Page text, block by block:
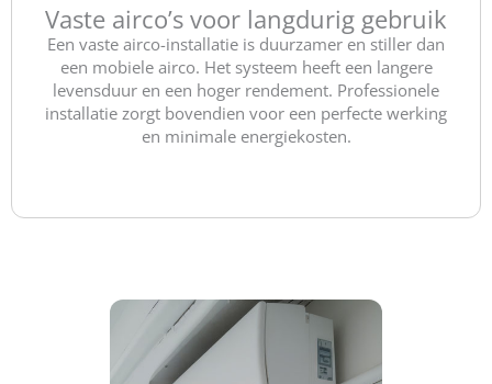
Vaste airco’s voor langdurig gebruik
Een vaste airco-installatie is duurzamer en stiller dan
een mobiele airco. Het systeem heeft een langere
levensduur en een hoger rendement. Professionele
installatie zorgt bovendien voor een perfecte werking
en minimale energiekosten.